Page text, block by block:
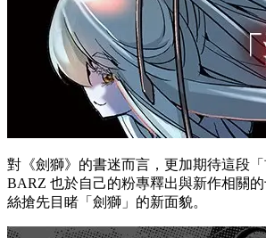
對《劍獅》的書迷而言，更加期待這段「
BARZ 也於自己的粉專釋出與新作相關
絲搶先目睹「劍獅」的新面貌。